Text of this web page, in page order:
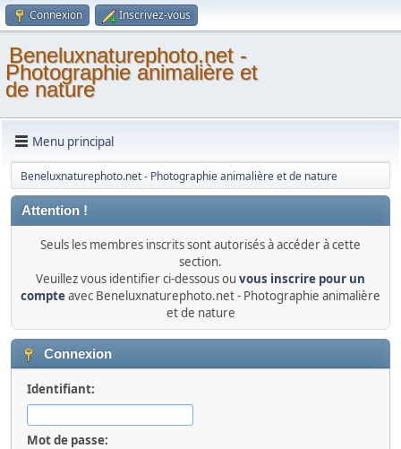
Connexion Inscrivez-vous
Beneluxnaturephoto.net -
Photographie animalière et
de nature
Menu principal
Beneluxnaturephoto.net - Photographie animalière et de nature
Attention !
Seuls les membres inscrits sont autorisés à accéder à cette
section.
Veuillez vous identifier ci-dessous ou vous inscrire pour un
compteavec Beneluxnaturephoto.net - Photographie animalière
et de nature
Connexion
Identifiant:
Mot de passe: